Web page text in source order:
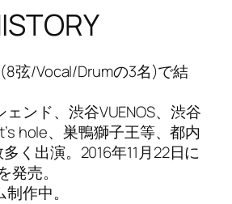
弦/Vocal/Drumの3名)で結
ンド、渋谷VUENOS、渋谷
hole、巣鴨獅子王等、都内
く出演。2016年11月22日に
売。
作中。